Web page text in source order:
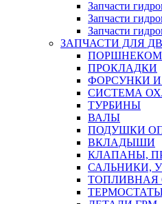
Запчасти
Запчасти
Запчасти
ЗАПЧАСТИ ДЛЯ
ПРОКЛАДКИ
ФОРСУНКИ
СИСТЕМА
ТУРБИНЫ
ВАЛЫ
ПОДУШКИ
ВКЛАДЫШИ
КЛАПАНЫ,
САЛЬНИКИ,
ТОПЛИВНАЯ